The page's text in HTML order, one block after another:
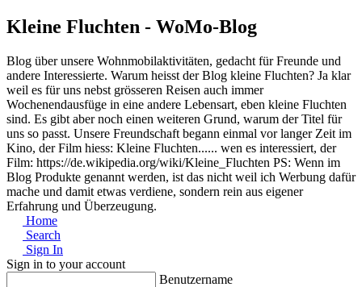
Kleine Fluchten - WoMo-Blog
Blog über unsere Wohnmobilaktivitäten, gedacht für Freunde und
andere Interessierte. Warum heisst der Blog kleine Fluchten? Ja klar
weil es für uns nebst grösseren Reisen auch immer
Wochenendausfüge in eine andere Lebensart, eben kleine Fluchten
sind. Es gibt aber noch einen weiteren Grund, warum der Titel für
uns so passt. Unsere Freundschaft begann einmal vor langer Zeit im
Kino, der Film hiess: Kleine Fluchten...... wen es interessiert, der
Film: https://de.wikipedia.org/wiki/Kleine_Fluchten PS: Wenn im
Blog Produkte genannt werden, ist das nicht weil ich Werbung dafür
mache und damit etwas verdiene, sondern rein aus eigener
Erfahrung und Überzeugung.
Home
Search
Sign In
Sign in to your account
Benutzername